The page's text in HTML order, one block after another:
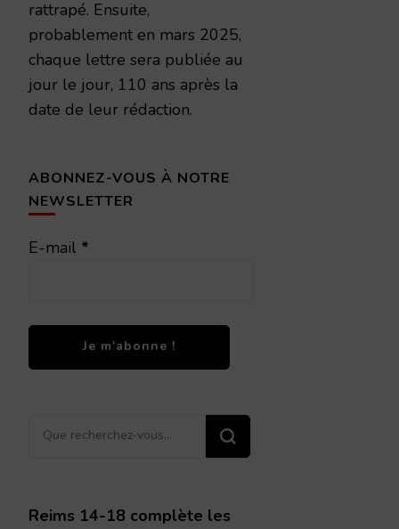
rattrapé. Ensuite,
probablement en mars 2025,
chaque lettre sera publiée au
jour le jour, 110 ans après la
date de leur rédaction.
ABONNEZ-VOUS À NOTRE
NEWSLETTER
E-mail *
Vous
Reims 14-18 complète les